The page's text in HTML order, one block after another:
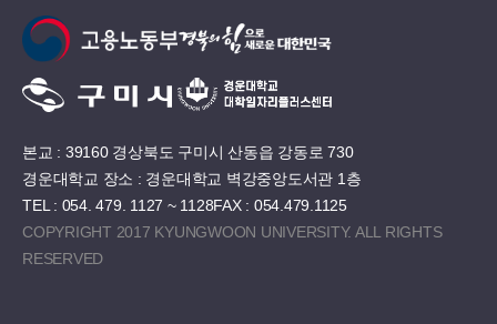
본교 : 39160 경상북도 구미시 산동읍 강동로 730
경운대학교 장소 : 경운대학교 벽강중앙도서관 1층
TEL : 054. 479. 1127 ~ 1128FAX : 054.479.1125
COPYRIGHT 2017 KYUNGWOON UNIVERSITY. ALL RIGHTS
RESERVED